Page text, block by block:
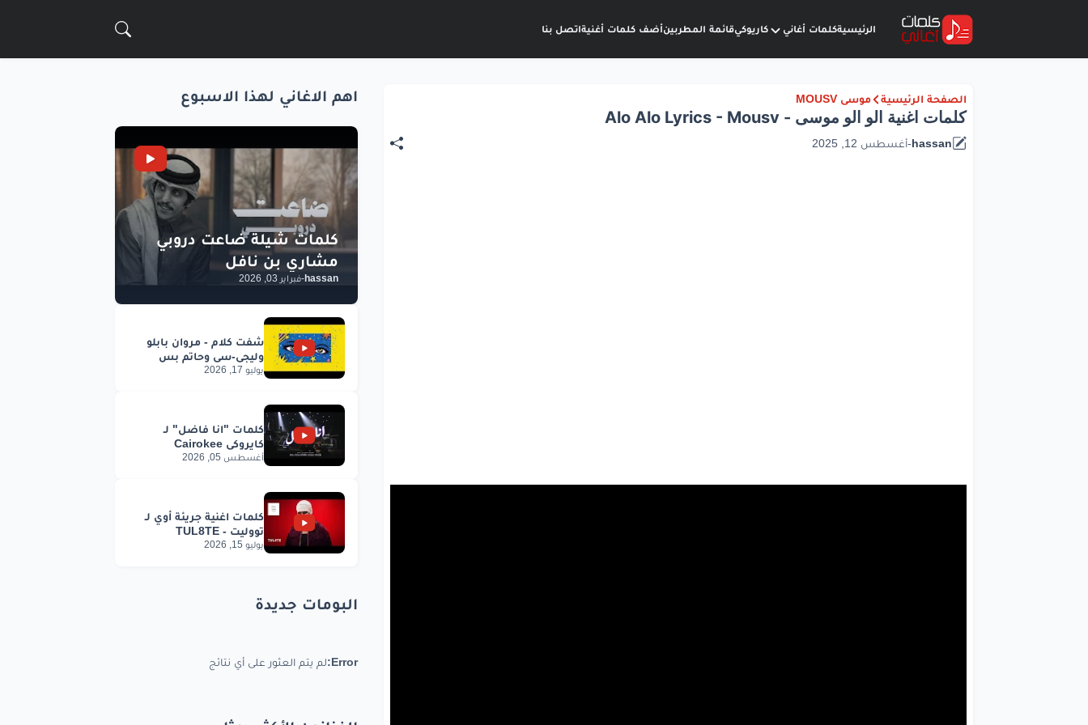
الرئيسيةكلمات أغاني كاريوكيقائمة المطربينأضف كلمات أغنيةاتصل بنا
الصفحة الرئيسية موسى MOUSV
كلمات اغنية الو الو موسى - Alo Alo Lyrics - Mousv
hassan
-أغسطس 12, 2025
اهم الاغاني لهذا الاسبوع
hassan
-فبراير 03, 2026
يوليو 17, 2026
أغسطس 05, 2026
يوليو 15, 2026
البومات جديدة
Error: لم يتم العثور على أي نتائج